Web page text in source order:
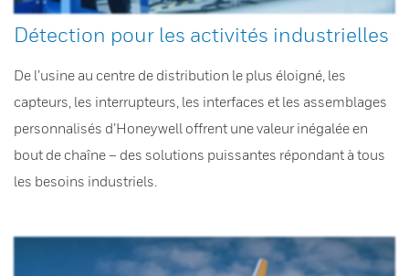
Détection pour les activités industrielles
De l’usine au centre de distribution le plus éloigné, les
capteurs, les interrupteurs, les interfaces et les assemblages
personnalisés d’Honeywell offrent une valeur inégalée en
bout de chaîne – des solutions puissantes répondant à tous
les besoins industriels.